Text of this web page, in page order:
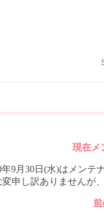
現在メ
年9月30日(水)はメンテ
変申し訳ありませんが
前